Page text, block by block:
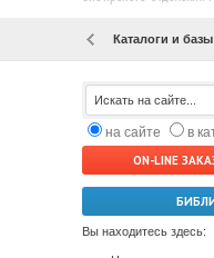
Каталоги и
на сайте
в
ON-LINE
Вы находитесь здесь: